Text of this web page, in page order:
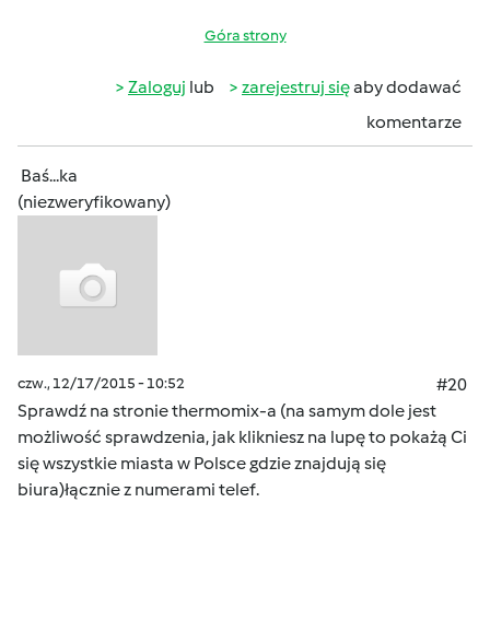
Góra strony
Zaloguj lub zarejestruj sięaby dodawać
komentarze
Baś...ka
(niezweryfikowany)
czw., 12/17/2015 - 10:52
#20
Sprawdź na stronie thermomix-a (na samym dole jest
możliwość sprawdzenia, jak klikniesz na lupę to pokażą Ci
się wszystkie miasta w Polsce gdzie znajdują się
biura)łącznie z numerami telef.